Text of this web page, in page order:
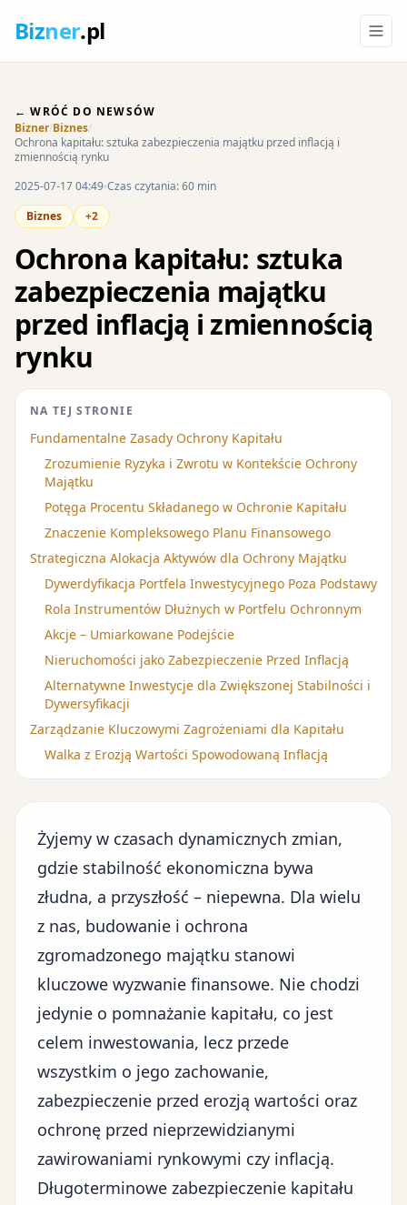
Bizner.pl
← WRÓĆ DO NEWSÓW
Bizner/Biznes/
Ochrona kapitału: sztuka zabezpieczenia majątku przed inflacją i
zmiennością rynku
2025-07-17 04:49 Czas czytania: 60 min
Biznes
+2
Ochrona kapitału: sztuka
zabezpieczenia majątku
przed inflacją i zmiennością
rynku
NA TEJ STRONIE
Fundamentalne Zasady Ochrony Kapitału
Zrozumienie Ryzyka i Zwrotu w Kontekście Ochrony
Majątku
Potęga Procentu Składanego w Ochronie Kapitału
Znaczenie Kompleksowego Planu Finansowego
Strategiczna Alokacja Aktywów dla Ochrony Majątku
Dywerdyfikacja Portfela Inwestycyjnego Poza Podstawy
Rola Instrumentów Dłużnych w Portfelu Ochronnym
Akcje – Umiarkowane Podejście
Nieruchomości jako Zabezpieczenie Przed Inflacją
Alternatywne Inwestycje dla Zwiększonej Stabilności i
Dywersyfikacji
Zarządzanie Kluczowymi Zagrożeniami dla Kapitału
Walka z Erozją Wartości Spowodowaną Inflacją
Żyjemy w czasach dynamicznych zmian,
gdzie stabilność ekonomiczna bywa
złudna, a przyszłość – niepewna. Dla wielu
z nas, budowanie i ochrona
zgromadzonego majątku stanowi
kluczowe wyzwanie finansowe. Nie chodzi
jedynie o pomnażanie kapitału, co jest
celem inwestowania, lecz przede
wszystkim o jego zachowanie,
zabezpieczenie przed erozją wartości oraz
ochronę przed nieprzewidzianymi
zawirowaniami rynkowymi czy inflacją.
Długoterminowe zabezpieczenie kapitału